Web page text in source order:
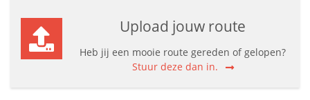
Upload jouw route
Heb jij een mooie route gereden of gelopen?
Stuur deze dan in.